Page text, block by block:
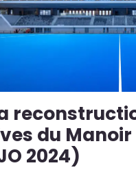
du
2024)